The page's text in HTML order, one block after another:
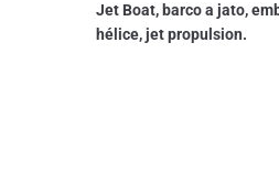
Jet Boat, barco a jato,
hélice, jet propulsion.